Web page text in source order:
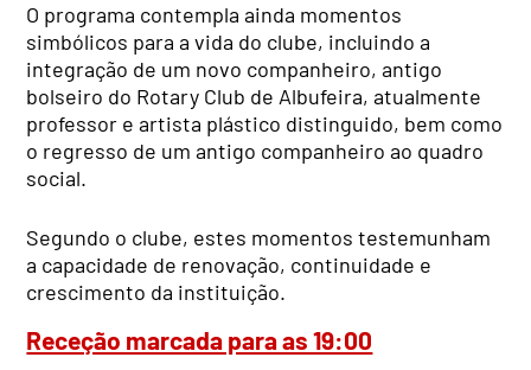
O programa contempla ainda momentos
simbólicos para a vida do clube, incluindo a
integração de um novo companheiro, antigo
bolseiro do Rotary Club de Albufeira, atualmente
professor e artista plástico distinguido, bem como
o regresso de um antigo companheiro ao quadro
social.
Segundo o clube, estes momentos testemunham
a capacidade de renovação, continuidade e
crescimento da instituição.
Receção marcada para as 19:00